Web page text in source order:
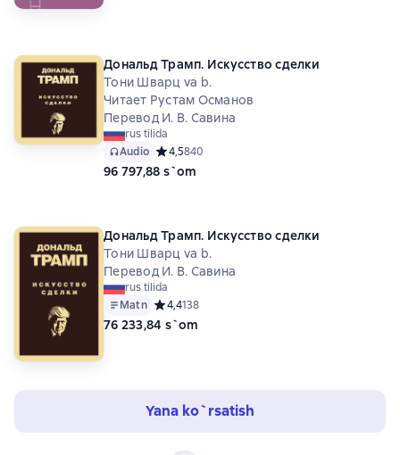
Дональд Трамп. Искусство сделки
Тони Шварц va b.
Читает Рустам Османов
Перевод И. В. Савина
rus tilida
Audio Средний рейтинг 4,5 на основе 840 оценок
4,5840
96 797,88 s`om
Дональд Трамп. Искусство сделки
Тони Шварц va b.
Перевод И. В. Савина
rus tilida
Matn Средний рейтинг 4,4 на основе 138 оценок
4,4138
76 233,84 s`om
Yana ko`rsatish